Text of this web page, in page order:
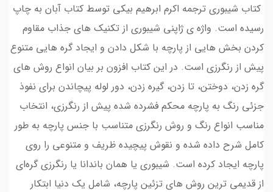
کتاب شیبوری ترجمه اکرم ابرهیم بیکی توسط کتاب آبان به چاپ
رسیده است. واژه ی ژاپنی شیبوری از تکنیک های جذاب مقاوم
کردن بخش هایی از پارچه با شکل دادن و ایجاد گره هایی متنوع
پیش از رنگرزی است. در این کتاب افزون بر بیان انواع روش های
گره زدن، دوختن، تا زدن، گیره زدن، دور لوله پیچاندن برای نفوذ
جزئی رنگ به پارچه محکم فشرده شده پیش از رنگرزی، انتخاب
مناسب انواع رنگ و روش رنگرزی متناسب با جنس پارچه به طور
کامل شرح داده شده و نقوش پیچیده ظریف و متنوعی را روی
پارچه ایجاد کرده است. شیبوری یا همان باندانا یا رنگرزی گره‌ای
از قدیمی ترین روش های تزئین پارچه، شامل یک دنیا ابتکار